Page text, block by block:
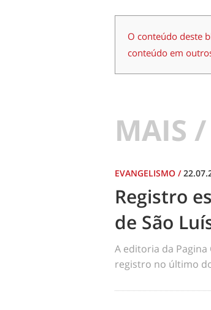
O conteúdo deste
conteúdo em
MAIS /
EVANGELISMO /
Registro
de São
A editoria da Pagina
registro no último